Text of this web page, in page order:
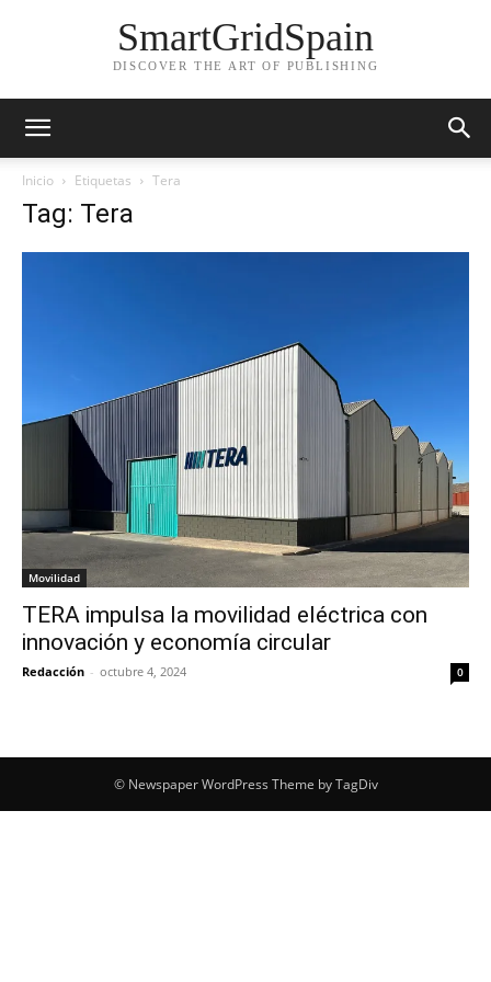
SmartGridSpain
DISCOVER THE ART OF PUBLISHING
Inicio Etiquetas Tera
Tag: Tera
Movilidad
TERA impulsa la movilidad eléctrica con
innovación y economía circular
Redacción - octubre 4, 2024 0
© Newspaper WordPress Theme by TagDiv